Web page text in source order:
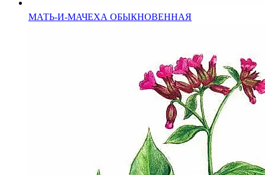
МАТЬ-И-МАЧЕХА ОБЫКНОВЕННАЯ